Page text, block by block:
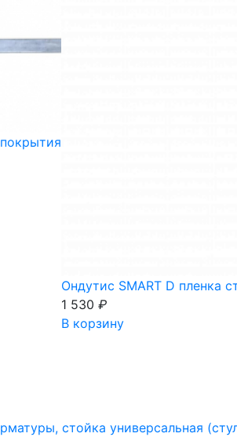
Ондутис SMART D пленка
1 530 ₽
В корзину
стойка универсальная